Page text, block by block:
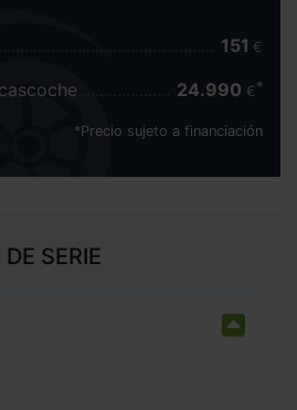
151 €
24.990 €
*Precio sujeto a financiación
SERIE